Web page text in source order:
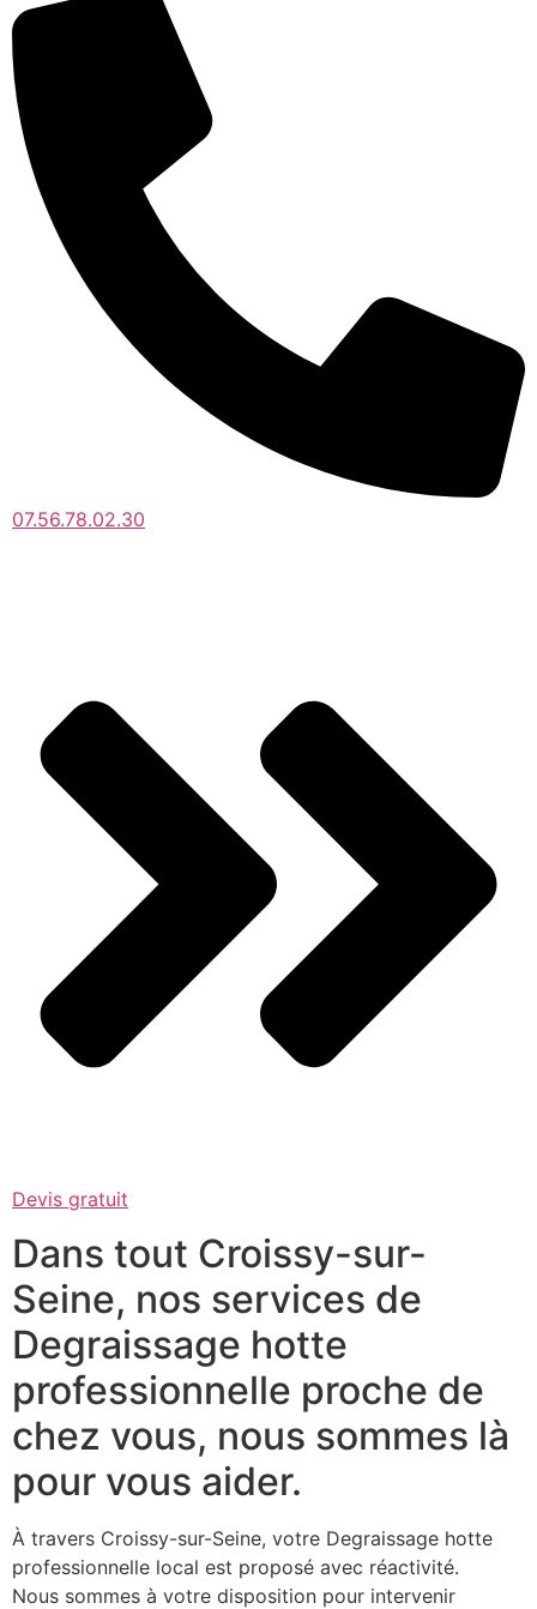
07.56.78.02.30
Devis gratuit
Dans tout Croissy-sur-
Seine, nos services de
Degraissage hotte
professionnelle proche de
chez vous, nous sommes là
pour vous aider.
À travers Croissy-sur-Seine, votre Degraissage hotte
professionnelle local est proposé avec réactivité.
Nous sommes à votre disposition pour intervenir